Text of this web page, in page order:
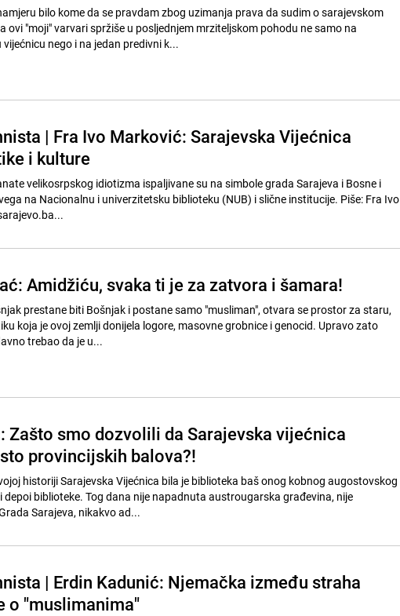
bilo kome da se pravdam zbog uzimanja prava da sudim o sarajevskom
ovi "moji" varvari spržiše u posljednjem mrziteljskom pohodu ne samo na
nego i na jedan predivni k...
| Fra Ivo Marković: Sarajevska Vijećnica
i kulture
velikosrpskog idiotizma ispaljivane su na simbole grada Sarajeva i Bosne i
na Nacionalnu i univerzitetsku biblioteku (NUB) i slične institucije. Piše: Fra Ivo
Amidžiću, svaka ti je za zatvora i šamara!
prestane biti Bošnjak i postane samo "musliman", otvara se prostor za staru,
koja je ovoj zemlji donijela logore, masovne grobnice i genocid. Upravo zato
trebao da je u...
Zašto smo dozvolili da Sarajevska vijećnica
provincijskih balova?!
historiji Sarajevska Vijećnica bila je biblioteka baš onog kobnog augostovskog
depoi biblioteke. Tog dana nije napadnuta austrougarska građevina, nije
Sarajeva, nikakvo ad...
| Erdin Kadunić: Njemačka između straha
o "muslimanima"